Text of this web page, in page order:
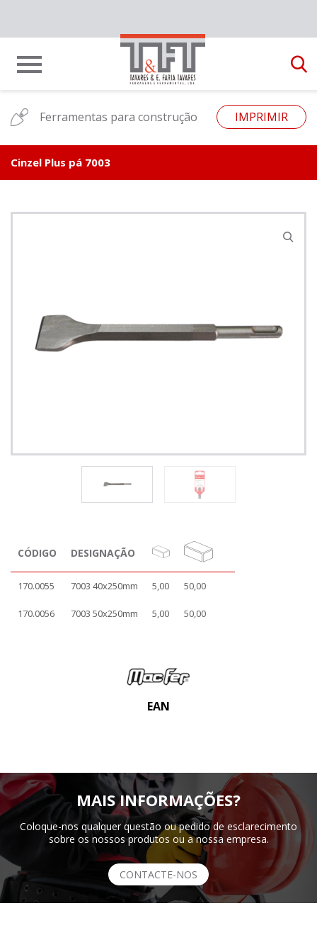
Ferramentas para construção IMPRIMIR
Cinzel Plus pá 7003
CÓDIGO DESIGNAÇÃO
170.0055 7003 40x250mm 5,00 50,00
170.0056 7003 50x250mm 5,00 50,00
EAN
MAIS INFORMAÇÕES?
Coloque-nos qualquer questão ou pedido de esclarecimento
sobre os nossos produtos ou a nossa empresa.
CONTACTE-NOS